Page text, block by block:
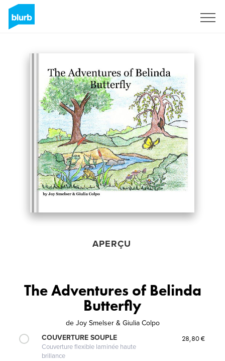
APERÇU
The Adventures of Belinda
Butterfly
de Joy Smelser & Giulia Colpo
COUVERTURE SOUPLE
Couverture flexible laminée haute
brillance
28,80 €